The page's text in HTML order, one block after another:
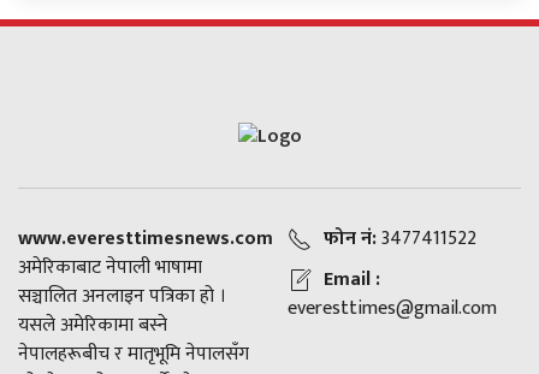
www.everesttimesnews.com
अमेरिकाबाट नेपाली भाषामा
सञ्चालित अनलाइन पत्रिका हो ।
यसले अमेरिकामा बस्ने
नेपालहरूबीच र मातृभूमि नेपालसँग
फोन नं:3477411522
Email :
everesttimes@gmail.com